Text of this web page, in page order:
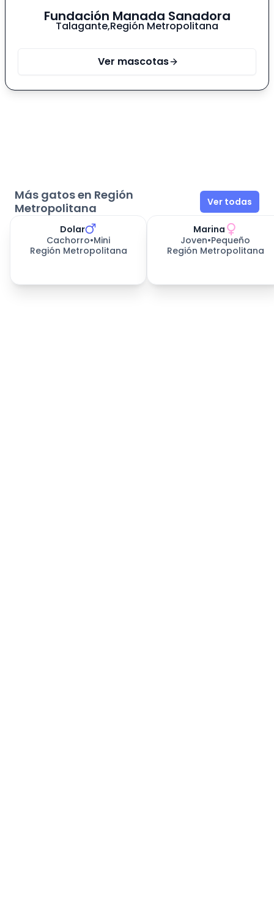
Fundación Manada Sanadora
Talagante,Región Metropolitana
Ver mascotas
Más gatos en Región
Metropolitana
Ver todas
Dolar
Cachorro•Mini
Región Metropolitana
Marina
Joven•Pequeño
Región Metropolitana